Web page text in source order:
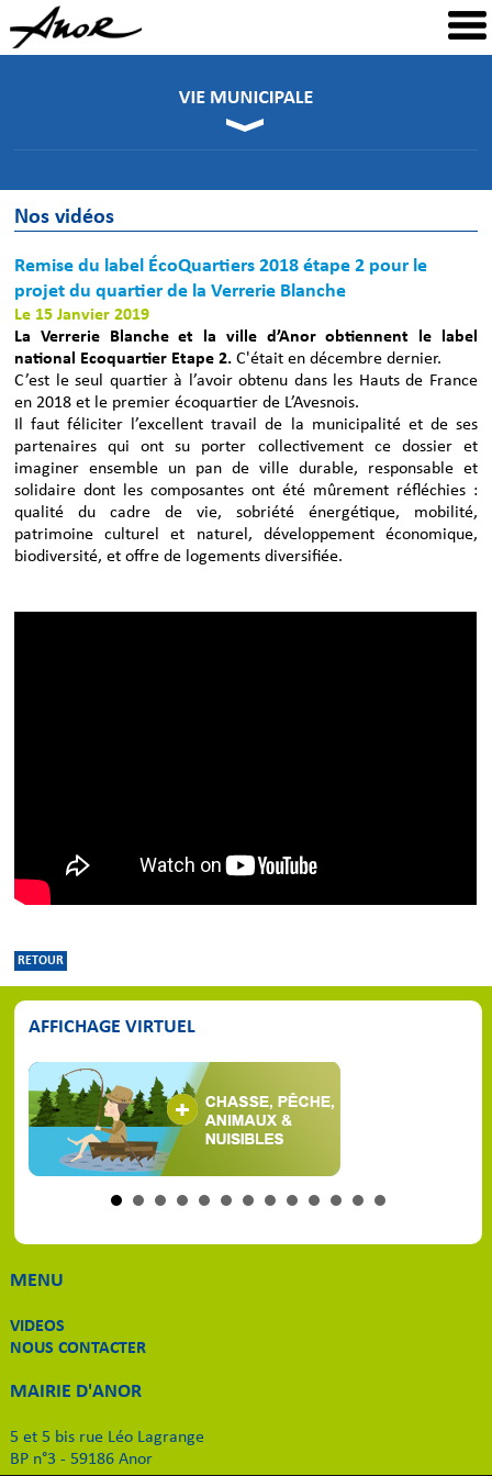
Nos vidéos
Remise du label ÉcoQuartiers 2018 étape 2 pour le
projet du quartier de la Verrerie Blanche
Le 15 Janvier 2019
La Verrerie Blanche et la ville d’Anor obtiennent le label
national Ecoquartier Etape 2.C'était en décembre dernier.
C’est le seul quartier à l’avoir obtenu dans les Hauts de France
en 2018 et le premier écoquartier de L’Avesnois.
Il faut féliciter l’excellent travail de la municipalité et de ses
partenaires qui ont su porter collectivement ce dossier et
imaginer ensemble un pan de ville durable, responsable et
solidaire dont les composantes ont été mûrement réfléchies :
qualité du cadre de vie, sobriété énergétique, mobilité,
patrimoine culturel et naturel, développement économique,
biodiversité, et offre de logements diversifiée.
RETOUR
AFFICHAGE VIRTUEL
MENU
VIDEOS
NOUS CONTACTER
MAIRIE D'ANOR
5 et 5 bis rue Léo Lagrange
BP n°3 - 59186 Anor